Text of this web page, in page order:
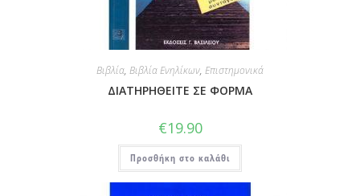
Βιβλία, Βιβλία Ενηλίκων, Επιστημονικά
ΔΙΑΤΗΡΗΘΕΙΤΕ ΣΕ ΦΟΡΜΑ
€19.90
Προσθήκη στο καλάθι